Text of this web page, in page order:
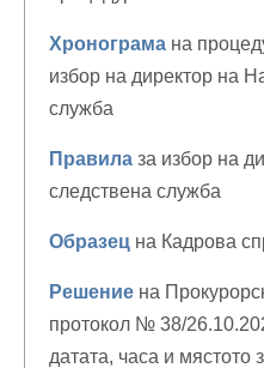
Хронограма на
избор на директор на
служба
Правила за избор на
следствена служба
Образец на Кадрова
Решение на
протокол № 38/
датата, часа и мястото